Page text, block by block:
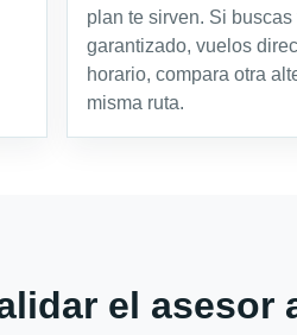
plan te sirven. Si
garantizado, vuelos
horario, compara otra
misma ruta.
el asesor